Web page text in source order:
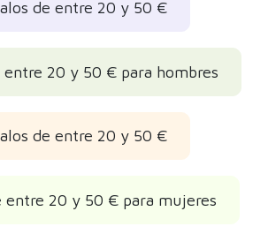
de entre 20 y 50 €
entre 20 y 50 € para hombres
de entre 20 y 50 €
entre 20 y 50 € para mujeres